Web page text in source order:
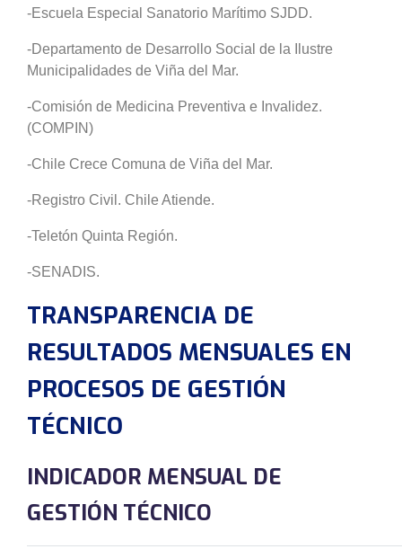
-Escuela Especial Sanatorio Marítimo SJDD.
-Departamento de Desarrollo Social de la Ilustre
Municipalidades de Viña del Mar.
-Comisión de Medicina Preventiva e Invalidez.
(COMPIN)
-Chile Crece Comuna de Viña del Mar.
-Registro Civil. Chile Atiende.
-Teletón Quinta Región.
-SENADIS.
TRANSPARENCIA DE
RESULTADOS MENSUALES EN
PROCESOS DE GESTIÓN
TÉCNICO
INDICADOR MENSUAL DE
GESTIÓN TÉCNICO